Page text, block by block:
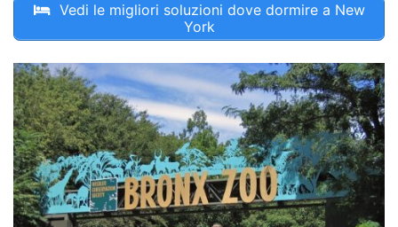
Vedi le migliori soluzioni dove dormire a New
York